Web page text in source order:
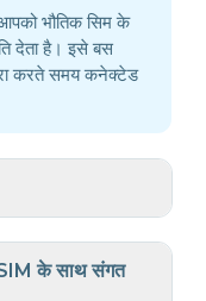
भौतिक सिम के
देता है। इसे बस
करते समय कनेक्टेड
के साथ संगत